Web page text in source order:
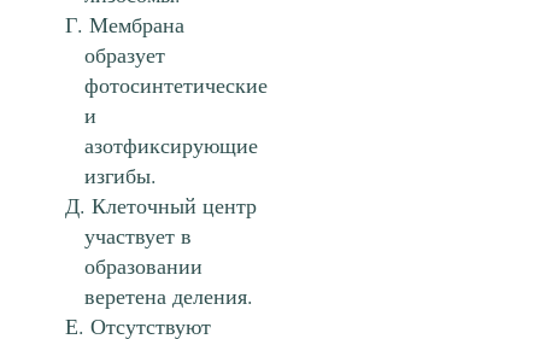
Мембрана
образует
фотосинтетические
и
азотфиксирующие
изгибы.
Клеточный центр
участвует в
образовании
веретена деления.
Отсутствуют